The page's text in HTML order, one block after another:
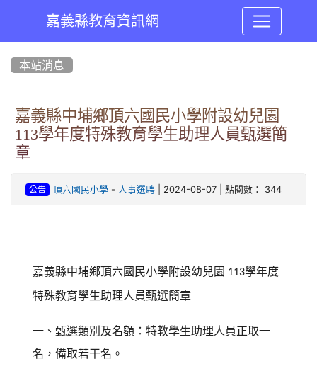
嘉義縣教育資訊網
本站消息
嘉義縣中埔鄉頂六國民小學附設幼兒園
113學年度特殊教育學生助理人員甄選簡
章
公告 頂六國民小學- 人事選聘| 2024-08-07 | 點閱數： 344
嘉義縣中埔鄉頂六國民小學附設幼兒園 113學年度
特殊教育學生助理人員甄選簡章
一、甄選類別及名額：特教學生助理人員正取一
名，備取若干名。